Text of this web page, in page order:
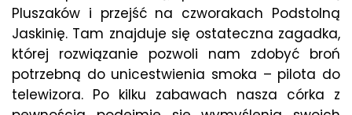
Pluszaków i przejść na czworakach Podstolną
Jaskinię. Tam znajduje się ostateczna zagadka,
której rozwiązanie pozwoli nam zdobyć broń
potrzebną do unicestwienia smoka – pilota do
telewizora. Po kilku zabawach nasza córka z